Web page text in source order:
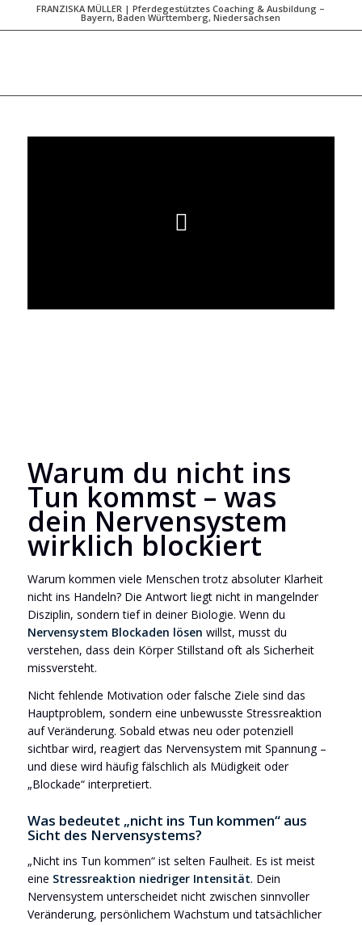
FRANZISKA MÜLLER | Pferdegestütztes Coaching & Ausbildung –
Bayern, Baden Württemberg, Niedersachsen
Warum du nicht ins
Tun kommst – was
dein Nervensystem
wirklich blockiert
Warum kommen viele Menschen trotz absoluter Klarheit
nicht ins Handeln? Die Antwort liegt nicht in mangelnder
Disziplin, sondern tief in deiner Biologie. Wenn du
Nervensystem Blockaden lösen willst, musst du
verstehen, dass dein Körper Stillstand oft als Sicherheit
missversteht.
Nicht fehlende Motivation oder falsche Ziele sind das
Hauptproblem, sondern eine unbewusste Stressreaktion
auf Veränderung. Sobald etwas neu oder potenziell
sichtbar wird, reagiert das Nervensystem mit Spannung –
und diese wird häufig fälschlich als Müdigkeit oder
„Blockade“ interpretiert.
Was bedeutet „nicht ins Tun kommen“ aus
Sicht des Nervensystems?
„Nicht ins Tun kommen“ ist selten Faulheit. Es ist meist
eine Stressreaktion niedriger Intensität. Dein
Nervensystem unterscheidet nicht zwischen sinnvoller
Veränderung, persönlichem Wachstum und tatsächlicher